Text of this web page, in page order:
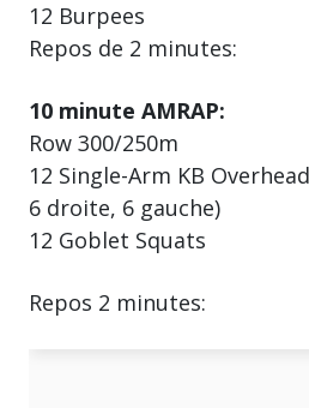
12 Burpees
Repos de 2 minutes:
10 minute AMRAP:
Row 300/250m
12 Single-Arm KB
6 droite, 6 gauche)
12 Goblet Squats
Repos 2 minutes: